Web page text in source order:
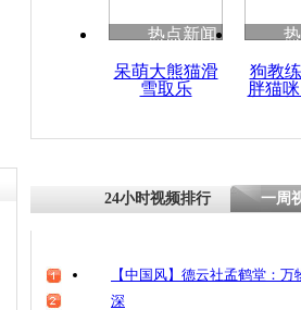
魂
热点新闻
呆萌大熊猫滑
雪取乐
狗教
胖猫
24小时视频排行 一周
【中国风】德云社孟鹤堂：
深